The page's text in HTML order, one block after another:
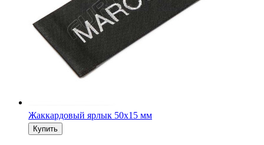
Жаккардовый ярлык 50х15 мм